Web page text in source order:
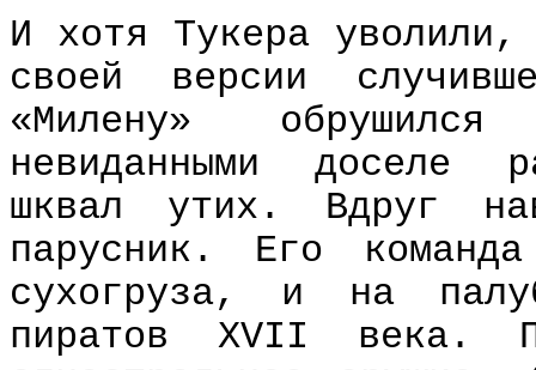
И хотя Тукера уволили,
своей версии
«Милену» обрушился
невиданными доселе
шквал утих. Вдруг
парусник. Его
сухогруза, и на
пиратов XVII века.